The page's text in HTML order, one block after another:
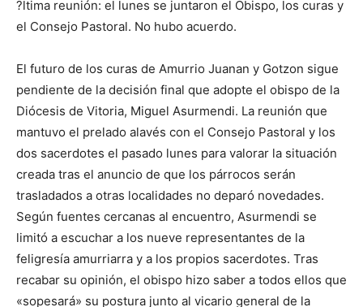
?ltima reunión: el lunes se juntaron el Obispo, los curas y
el Consejo Pastoral. No hubo acuerdo.
El futuro de los curas de Amurrio Juanan y Gotzon sigue
pendiente de la decisión final que adopte el obispo de la
Diócesis de Vitoria, Miguel Asurmendi. La reunión que
mantuvo el prelado alavés con el Consejo Pastoral y los
dos sacerdotes el pasado lunes para valorar la situación
creada tras el anuncio de que los párrocos serán
trasladados a otras localidades no deparó novedades.
Según fuentes cercanas al encuentro, Asurmendi se
limitó a escuchar a los nueve representantes de la
feligresía amurriarra y a los propios sacerdotes. Tras
recabar su opinión, el obispo hizo saber a todos ellos que
«sopesará» su postura junto al vicario general de la